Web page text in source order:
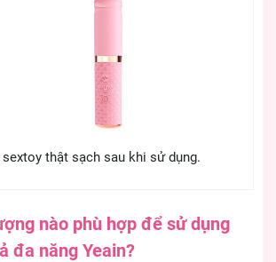
thật sạch sau khi sử dụng.
nào phù hợp để sử dụng
đa năng Yeain?